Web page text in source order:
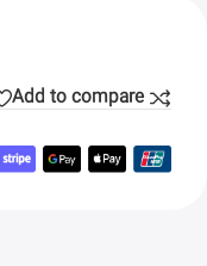
Add to compare